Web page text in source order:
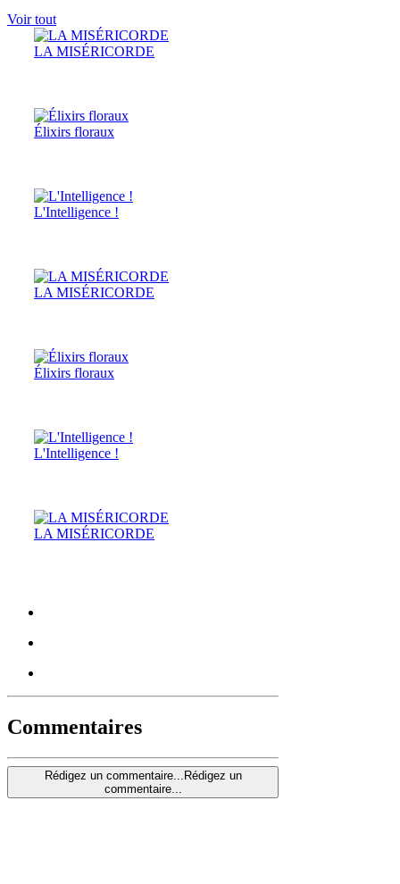
Voir tout
LA MISÉRICORDE
Élixirs floraux
L'Intelligence !
LA MISÉRICORDE
Élixirs floraux
L'Intelligence !
LA MISÉRICORDE
Commentaires
Rédigez un commentaire...
Rédigez un
commentaire...